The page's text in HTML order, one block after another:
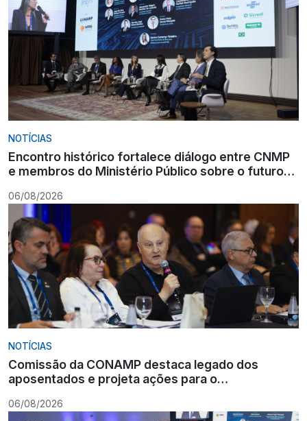
NOTÍCIAS
Encontro histórico fortalece diálogo entre CNMP
e membros do Ministério Público sobre o futuro
06/08/2026
NOTÍCIAS
Comissão da CONAMP destaca legado dos
aposentados e projeta ações para o
06/08/2026